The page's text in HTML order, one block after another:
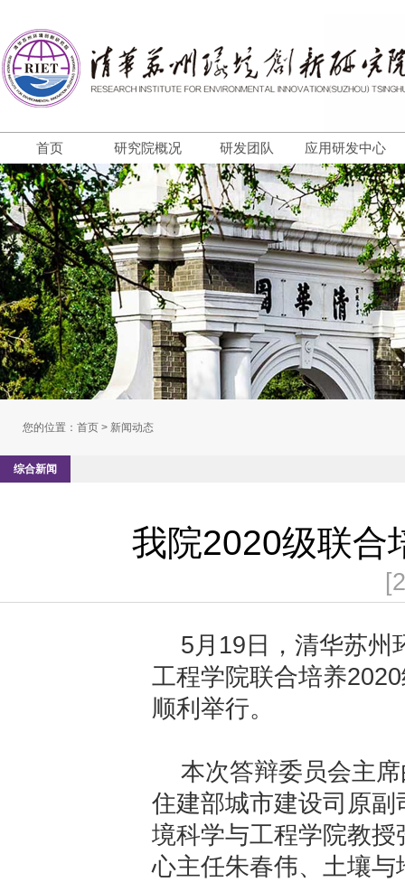
首页 研究院概况 研发团队 应用研发中心
您的位置： 首页 > 新闻动态
综合新闻
我院2020级联合
5月19日，清华苏州
工程学院联合培养
顺利举行。
本次答辩委员会主
住建部城市建设司原
境科学与工程学院教
心主任朱春伟、土壤